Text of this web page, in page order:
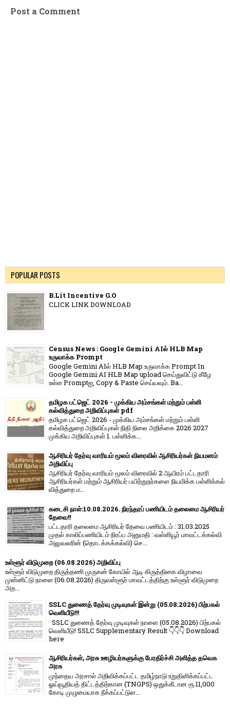
Post a Comment
POPULAR POSTS
B.Lit Incentive G.O
CLICK LINK DOWNLOAD
Census News : Google Gemini AIல் HLB Map
உருவாக்க Prompt
Google Gemini AIல் HLB Map உருவாக்க Prompt In
Google Gemini AI HLB Map upload செய்துவிட்டு கீழே
உள்ள Promptஐ, Copy & Paste செய்யவும். Ba...
தமிழக பட்ஜெட் 2026 - முக்கிய அம்சங்கள் மற்றும் பள்ளி
கல்வித்துறை அறிவிப்புகள் pdf
தமிழக பட்ஜெட் 2026 - முக்கிய அம்சங்கள் மற்றும் பள்ளி
கல்வித்துறை அறிவிப்புகள் நிதி நிலை அறிக்கை 2026 2027
முக்கிய அறிவிப்புகள் 1. பள்ளிக்க...
ஆசிரியர் தேர்வு வாரியம் மூலம் விரைவில் ஆசிரியர்கள் நியமனம்
அறிவிப்பு
ஆசிரியர் தேர்வு வாரி​யம் மூலம் விரை​வில் 2 ஆயிரம் பட்​ட​தாரி
ஆசிரியர்​கள் மற்​றும் ஆசிரியர் பயிற்றுநர்​களை நியமிக்க பள்​ளிக்​கல்​
வித்​துறை ம...
கடைசி நாள்:10.08.2026. நிரந்தரப் பணியிடம் தலைமை ஆசிரியர்
தேவை!!
பட்டதாரி தலைமை ஆசிரியர் தேவை பணியிடம் : 31.03.2025
முதல் காலிப்பணியிடம் நிரப்ப அனுமதி : வள்ளியூர் மாவட்டக்கல்வி
அலுவலரின் (தொடக்கக்கல்வி) செ...
உள்ளூர் விடுமுறை (06.08.2026) அறிவிப்பு
உள்ளூர் விடுமுறை திருத்தணி முருகன் கோயில் ஆடி கிருத்திகை விழாவை
முன்னிட்டு நாளை (06.08.2026) திருவள்ளூர் மாவட்டத்திற்கு உள்ளூர் விடுமுறை
அற...
SSLC துணைத் தேர்வு முடிவுகள் இன்று (05.08.2026) பிற்பகல்
வெளியீடு!!!
SSLC துணைத் தேர்வு முடிவுகள் நாளை (05.08.2026) பிற்பகல்
வெளியீடு! SSLC Supplementary Result 👇👇👇 Download
here
ஆசிரியர்கள், அரசு ஊழியர்களுக்கு பேரதிர்ச்சி அளித்த தவெக
அரசு
முந்தைய அரசால் அறிவிக்கப்பட்ட தமிழ்நாடு உறுதிளிக்கப்பட்ட
ஓய்வூதியத் திட்டத்திற்கான (TNGPS) ஒதுக்கீடான ரூ.11,000
கோடி முழுமையாக நீக்கப்பட்டுள...